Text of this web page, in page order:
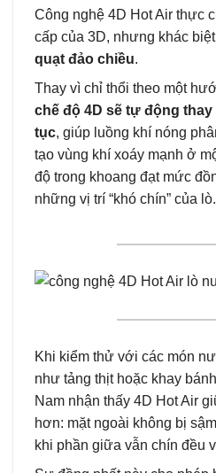
Công nghệ 4D Hot Air thực
cấp của 3D, nhưng khác
quạt đảo chiều.
Thay vì chỉ thổi theo một
chế độ 4D sẽ tự động
tục, giúp luồng khí nóng
tạo vùng khí xoáy mạnh ở
độ trong khoang đạt mức
những vị trí “khó chín” của lò.
Khi kiểm thử với các món
như tảng thịt hoặc khay
Nam nhận thấy 4D Hot Air
hơn: mặt ngoài không bị
khi phần giữa vẫn chín đều